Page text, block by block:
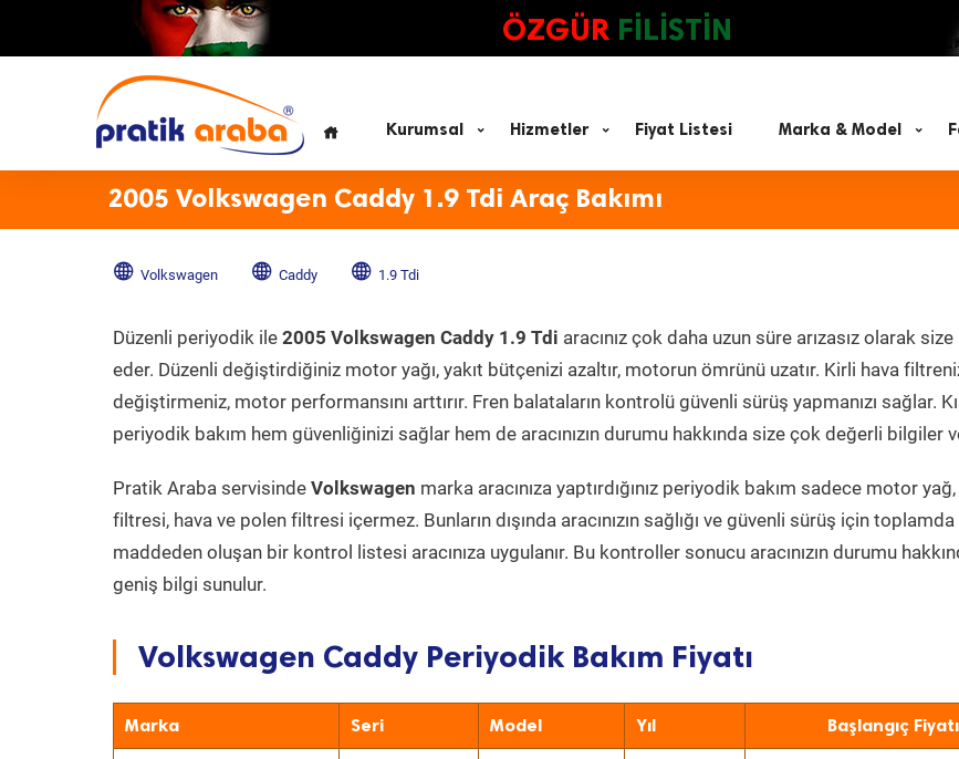
ÖZGÜR FİLİSTİN
Kurumsal Hizmetler Fiyat Listesi Marka & Model
2005 Volkswagen Caddy 1.9 Tdi Araç Bakımı
Volkswagen Caddy 1.9 Tdi
Düzenli periyodik ile 2005 Volkswagen Caddy 1.9 Tdi aracınız çok daha uzun süre arızasız olarak
eder. Düzenli değiştirdiğiniz motor yağı, yakıt bütçenizi azaltır, motorun ömrünü uzatır. Kirli hava
değiştirmeniz, motor performansını arttırır. Fren balataların kontrolü güvenli sürüş yapmanızı sağlar.
periyodik bakım hem güvenliğinizi sağlar hem de aracınızın durumu hakkında size çok değerli bilgiler
Pratik Araba servisinde Volkswagen marka aracınıza yaptırdığınız periyodik bakım sadece motor
filtresi, hava ve polen filtresi içermez. Bunların dışında aracınızın sağlığı ve güvenli sürüş için
maddeden oluşan bir kontrol listesi aracınıza uygulanır. Bu kontroller sonucu aracınızın durumu
geniş bilgi sunulur.
Volkswagen Caddy Periyodik Bakım Fiyatı
Marka Seri Model Yıl Başlangıç Fiyatı